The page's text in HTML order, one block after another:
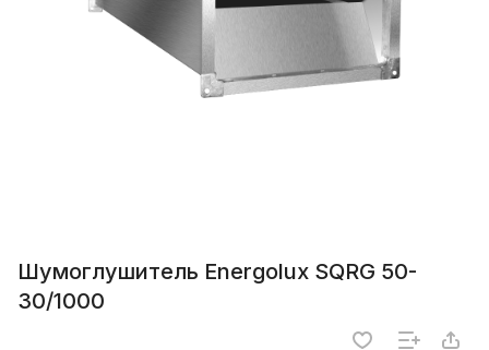
Шумоглушитель Energolux SQRG 50-
30/1000